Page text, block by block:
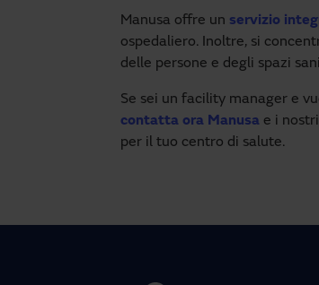
Manusa offre un servizio
ospedaliero. Inoltre, si
delle persone e degli spazi
Se sei un facility manager e
contatta ora Manusa e i
per il tuo centro di salute.